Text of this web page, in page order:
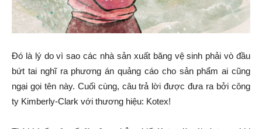
Đó là lý do vì sao các nhà sản xuất băng vệ sinh phải vò đầu
bứt tai nghĩ ra phương án quảng cáo cho sản phẩm ai cũng
ngại gọi tên này. Cuối cùng, câu trả lời được đưa ra bởi công
ty Kimberly-Clark với thương hiệu: Kotex!